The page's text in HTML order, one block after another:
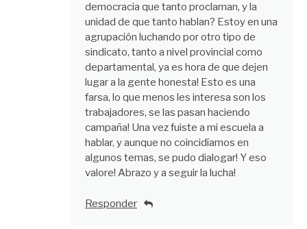
democracia que tanto proclaman, y la
unidad de que tanto hablan? Estoy en una
agrupación luchando por otro tipo de
sindicato, tanto a nivel provincial como
departamental, ya es hora de que dejen
lugar a la gente honesta! Esto es una
farsa, lo que menos les interesa son los
trabajadores, se las pasan haciendo
campaña! Una vez fuiste a mi escuela a
hablar, y aunque no coincidíamos en
algunos temas, se pudo dialogar! Y eso
valore! Abrazo y a seguir la lucha!
Responder